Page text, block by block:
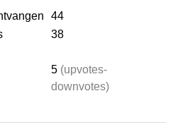
44
38
5 (upvotes-
downvotes)